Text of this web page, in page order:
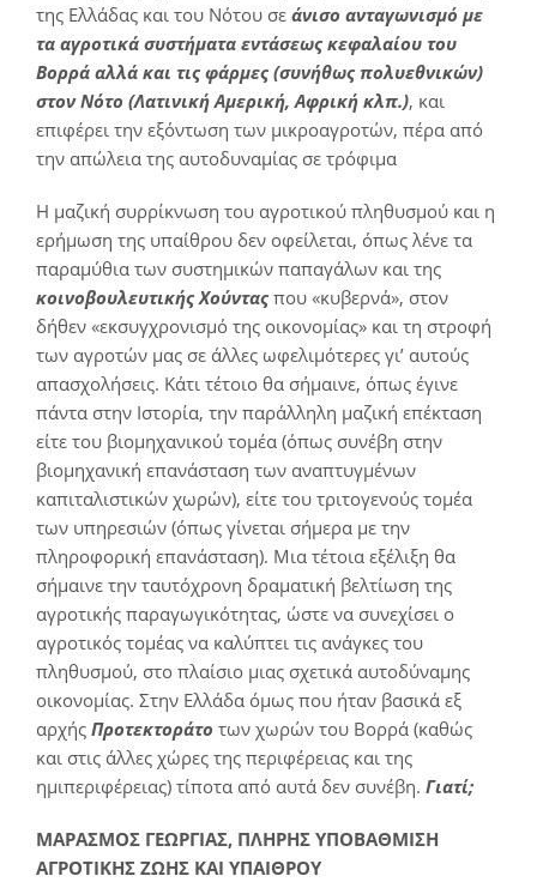
της Ελλάδας και του Νότου σε άνισο ανταγωνισμό με
τα αγροτικά συστήματα εντάσεως κεφαλαίου του
Βορρά αλλά και τις φάρμες (συνήθως πολυεθνικών)
στον Νότο (Λατινική Αμερική, Αφρική κλπ.), και
επιφέρει την εξόντωση των μικροαγροτών, πέρα από
την απώλεια της αυτοδυναμίας σε τρόφιμα
Η μαζική συρρίκνωση του αγροτικού πληθυσμού και η
ερήμωση της υπαίθρου δεν οφείλεται, όπως λένε τα
παραμύθια των συστημικών παπαγάλων και της
κοινοβουλευτικής Χούνταςπου «κυβερνά», στον
δήθεν «εκσυγχρονισμό της οικονομίας» και τη στροφή
των αγροτών μας σε άλλες ωφελιμότερες γι’ αυτούς
απασχολήσεις. Κάτι τέτοιο θα σήμαινε, όπως έγινε
πάντα στην Ιστορία, την παράλληλη μαζική επέκταση
είτε του βιομηχανικού τομέα (όπως συνέβη στην
βιομηχανική επανάσταση των αναπτυγμένων
καπιταλιστικών χωρών), είτε του τριτογενούς τομέα
των υπηρεσιών (όπως γίνεται σήμερα με την
πληροφορική επανάσταση). Μια τέτοια εξέλιξη θα
σήμαινε την ταυτόχρονη δραματική βελτίωση της
αγροτικής παραγωγικότητας, ώστε να συνεχίσει ο
αγροτικός τομέας να καλύπτει τις ανάγκες του
πληθυσμού, στο πλαίσιο μιας σχετικά αυτοδύναμης
οικονομίας. Στην Ελλάδα όμως που ήταν βασικά εξ
αρχής Προτεκτοράτο των χωρών του Βορρά (καθώς
και στις άλλες χώρες της περιφέρειας και της
ημιπεριφέρειας) τίποτα από αυτά δεν συνέβη. Γιατί;
ΜΑΡΑΣΜΟΣ ΓΕΩΡΓΙΑΣ, ΠΛΗΡΗΣ ΥΠΟΒΑΘΜΙΣΗ
ΑΓΡΟΤΙΚΗΣ ΖΩΗΣ ΚΑΙ ΥΠΑΙΘΡΟΥ